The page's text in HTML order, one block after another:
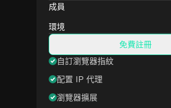
成員
環境
免費註冊
自訂瀏覽器指紋
配置 IP 代理
瀏覽器擴展